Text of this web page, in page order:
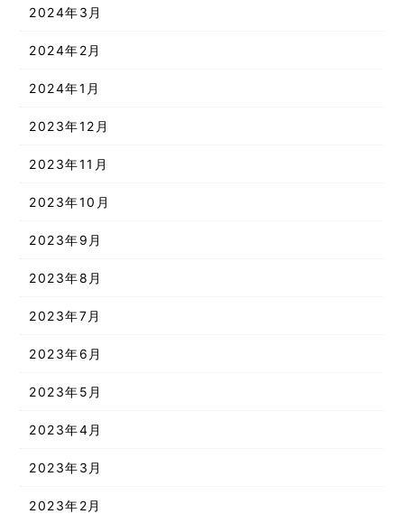
2024年3月
2024年2月
2024年1月
2023年12月
2023年11月
2023年10月
2023年9月
2023年8月
2023年7月
2023年6月
2023年5月
2023年4月
2023年3月
2023年2月